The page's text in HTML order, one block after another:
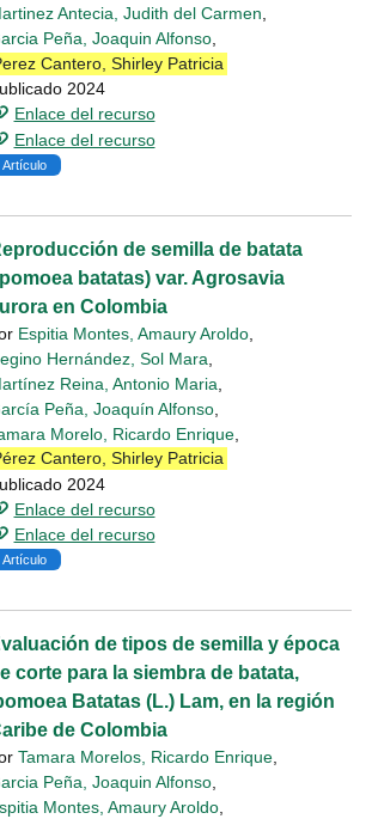
Antecia, Judith del Carmen
Peña, Joaquin Alfonso
Cantero, Shirley Patricia
2024
Enlace del recurso
Enlace del recurso
Artículo
de semilla de batata
batatas) var. Agrosavia
en Colombia
Espitia Montes, Amaury Aroldo
Hernández, Sol Mara
Reina, Antonio Maria
Peña, Joaquín Alfonso
Morelo, Ricardo Enrique
Cantero, Shirley Patricia
2024
Enlace del recurso
Enlace del recurso
Artículo
de tipos de semilla y época
corte para la siembra de batata,
Batatas (L.) Lam, en la región
de Colombia
Tamara Morelos, Ricardo Enrique,
Peña, Joaquin Alfonso,
Montes, Amaury Aroldo,